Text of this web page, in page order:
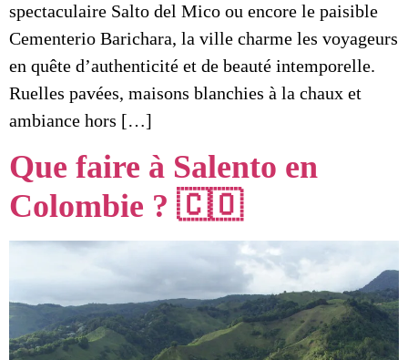
spectaculaire Salto del Mico ou encore le paisible
Cementerio Barichara, la ville charme les voyageurs
en quête d’authenticité et de beauté intemporelle.
Ruelles pavées, maisons blanchies à la chaux et
ambiance hors […]
Que faire à Salento en
Colombie ? 🇨🇴